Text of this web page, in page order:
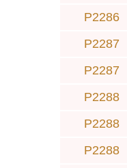
P2286
P2287
P2287
P2288
P2288
P2288